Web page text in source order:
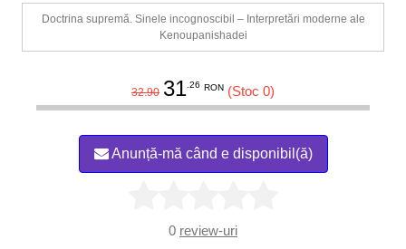
Doctrina supremă. Sinele incognoscibil – Interpretări moderne ale
Kenoupanishadei
32.90 31.26 RON (Stoc 0)
Anunță-mă când e disponibil(ă)
0 review-uri